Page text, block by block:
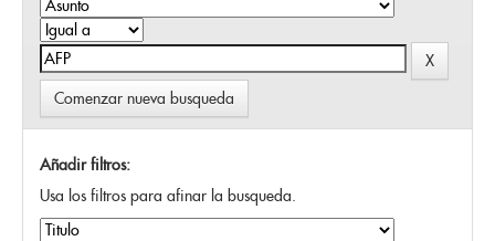
Comenzar nueva busqueda
Añadir filtros:
Usa los filtros para afinar la busqueda.